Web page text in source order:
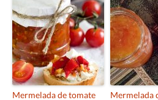
Mermelada de tomate
Mermelada